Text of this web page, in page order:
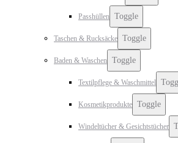
Passhüllen Toggle
Taschen & Rucksäcke Toggle
Baden & Waschen Toggle
Textilpflege & Waschmittel
Kosmetikprodukte Toggle
Windeltücher & Gesichtstücher